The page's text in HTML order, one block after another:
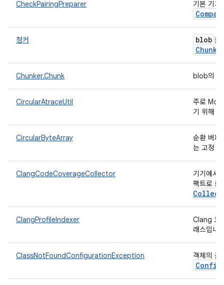
CheckPairingPreparer 기본 기기
청커 blob 을
Chunk
Chunker.Chunk blob의
CircularAtraceUtil
주로
기 위해
CircularByteArray
순환 버퍼
는 고정
ClangCodeCoverageCollector
기기에서
팩트로 로
ClangProfileIndexer
Clang 코
래스입니
ClassNotFoundConfigurationException 객체의 클